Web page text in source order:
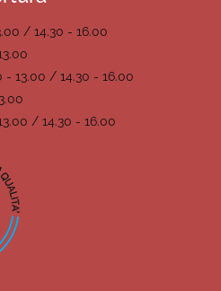
/ 14.30 - 16.00
- 13.00 / 14.30 - 16.00
/ 14.30 - 16.00